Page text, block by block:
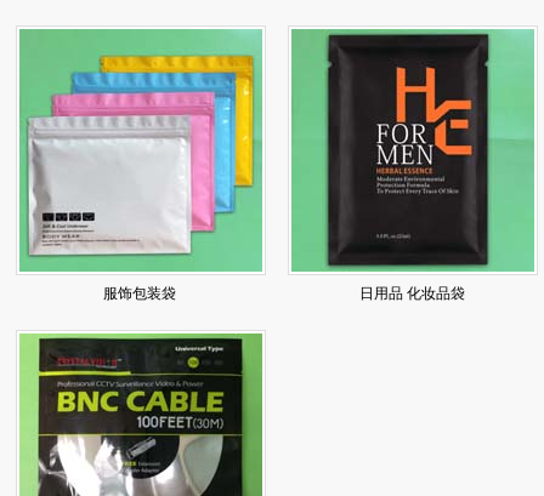
服饰包装袋 日用品 化妆品袋